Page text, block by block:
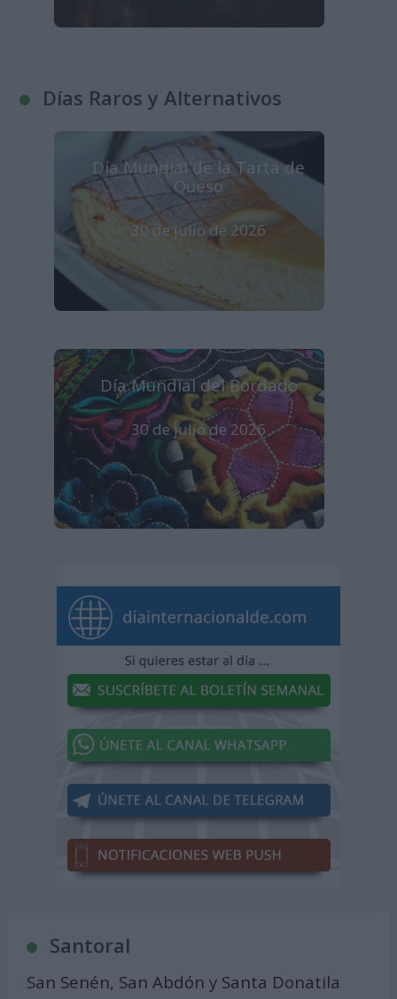
Días Raros y Alternativos
Día Mundial de la Tarta de
Queso
30 de julio de 2026
Día Mundial del Bordado
30 de julio de 2026
Santoral
San Senén, San Abdón y Santa Donatila